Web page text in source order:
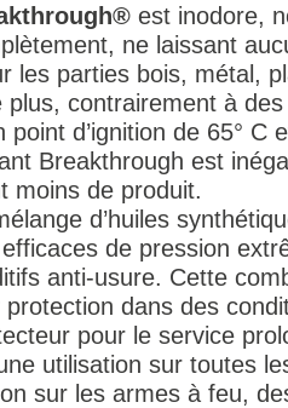
est inodore,
ne laissant
les parties bois, métal,
contrairement à
d’ignition de 65° C
Breakthrough est
moins de produit.
d’huiles
de pression
anti-usure. Cette
dans des
pour le service
utilisation sur toutes
sur les armes à feu,